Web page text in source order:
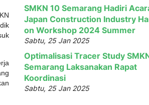
SMKN 10 Semarang Hadiri
Japan Construction Industry
on Workshop 2024 Summer
Sabtu, 25 Jan 2025
Optimalisasi Tracer Study
Semarang Laksanakan Rapat
Koordinasi
Sabtu, 25 Jan 2025